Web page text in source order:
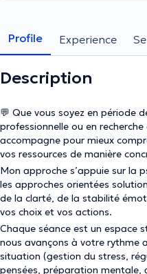
Profile Experience
Description
💬 Que vous soyez en période
professionnelle ou en
accompagne pour mieux
vos ressources de manière
Mon approche s’appuie sur la
les approches orientées
de la clarté, de la stabilité
vos choix et vos actions.
Chaque séance est un espace
nous avançons à votre rythme
situation (gestion du stress,
pensées, préparation mentale,